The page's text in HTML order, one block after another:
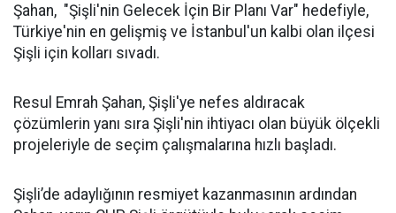
Şahan, "Şişli'nin Gelecek İçin Bir Planı Var" hedefiyle,
Türkiye'nin en gelişmiş ve İstanbul'un kalbi olan ilçesi
Şişli için kolları sıvadı.
Resul Emrah Şahan, Şişli'ye nefes aldıracak
çözümlerin yanı sıra Şişli'nin ihtiyacı olan büyük ölçekli
projeleriyle de seçim çalışmalarına hızlı başladı.
Şişli’de adaylığının resmiyet kazanmasının ardından